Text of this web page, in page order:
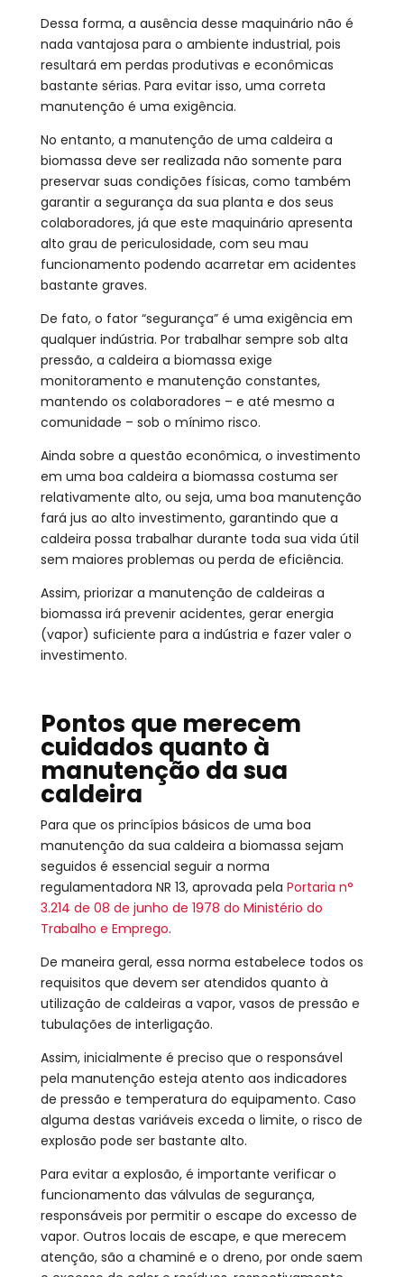
Dessa forma, a ausência desse maquinário não é
nada vantajosa para o ambiente industrial, pois
resultará em perdas produtivas e econômicas
bastante sérias. Para evitar isso, uma correta
manutenção é uma exigência.
No entanto, a manutenção de uma caldeira a
biomassa deve ser realizada não somente para
preservar suas condições físicas, como também
garantir a segurança da sua planta e dos seus
colaboradores, já que este maquinário apresenta
alto grau de periculosidade, com seu mau
funcionamento podendo acarretar em acidentes
bastante graves.
De fato, o fator “segurança” é uma exigência em
qualquer indústria. Por trabalhar sempre sob alta
pressão, a caldeira a biomassa exige
monitoramento e manutenção constantes,
mantendo os colaboradores – e até mesmo a
comunidade – sob o mínimo risco.
Ainda sobre a questão econômica, o investimento
em uma boa caldeira a biomassa costuma ser
relativamente alto, ou seja, uma boa manutenção
fará jus ao alto investimento, garantindo que a
caldeira possa trabalhar durante toda sua vida útil
sem maiores problemas ou perda de eficiência.
Assim, priorizar a manutenção de caldeiras a
biomassa irá prevenir acidentes, gerar energia
(vapor) suficiente para a indústria e fazer valer o
investimento.
Pontos que merecem
cuidados quanto à
manutenção da sua
caldeira
Para que os princípios básicos de uma boa
manutenção da sua caldeira a biomassa sejam
seguidos é essencial seguir a norma
regulamentadora NR 13, aprovada pela Portaria n°
3.214 de 08 de junho de 1978 do Ministério do
Trabalho e Emprego.
De maneira geral, essa norma estabelece todos os
requisitos que devem ser atendidos quanto à
utilização de caldeiras a vapor, vasos de pressão e
tubulações de interligação.
Assim, inicialmente é preciso que o responsável
pela manutenção esteja atento aos indicadores
de pressão e temperatura do equipamento. Caso
alguma destas variáveis exceda o limite, o risco de
explosão pode ser bastante alto.
Para evitar a explosão, é importante verificar o
funcionamento das válvulas de segurança,
responsáveis por permitir o escape do excesso de
vapor. Outros locais de escape, e que merecem
atenção, são a chaminé e o dreno, por onde saem